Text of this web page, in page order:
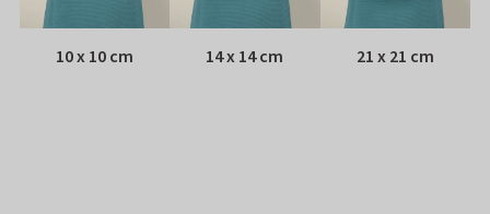
10 x 10 cm 14 x 14 cm 21 x 21 cm